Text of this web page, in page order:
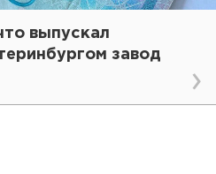
выпускал
завод